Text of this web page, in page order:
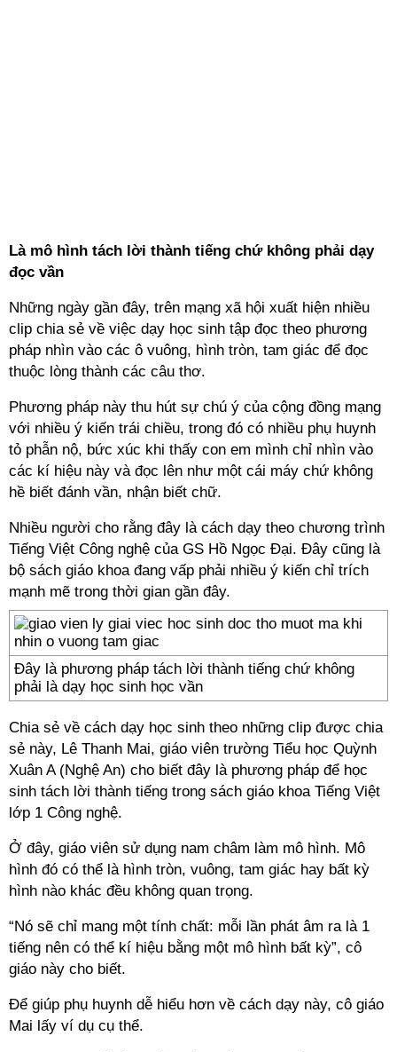
Là mô hình tách lời thành tiếng chứ không phải dạy
đọc vần
Những ngày gần đây, trên mạng xã hội xuất hiện nhiều
clip chia sẻ về việc dạy học sinh tập đọc theo phương
pháp nhìn vào các ô vuông, hình tròn, tam giác để đọc
thuộc lòng thành các câu thơ.
Phương pháp này thu hút sự chú ý của cộng đồng mạng
với nhiều ý kiến trái chiều, trong đó có nhiều phụ huynh
tỏ phẫn nộ, bức xúc khi thấy con em mình chỉ nhìn vào
các kí hiệu này và đọc lên như một cái máy chứ không
hề biết đánh vần, nhận biết chữ.
Nhiều người cho rằng đây là cách dạy theo chương trình
Tiếng Việt Công nghệ của GS Hồ Ngọc Đại. Đây cũng là
bộ sách giáo khoa đang vấp phải nhiều ý kiến chỉ trích
mạnh mẽ trong thời gian gần đây.
Đây là phương pháp tách lời thành tiếng chứ không
phải là dạy học sinh học vần
Chia sẻ về cách dạy học sinh theo những clip được chia
sẻ này, Lê Thanh Mai, giáo viên trường Tiểu học Quỳnh
Xuân A (Nghệ An) cho biết đây là phương pháp để học
sinh tách lời thành tiếng trong sách giáo khoa Tiếng Việt
lớp 1 Công nghệ.
Ở đây, giáo viên sử dụng nam châm làm mô hình. Mô
hình đó có thể là hình tròn, vuông, tam giác hay bất kỳ
hình nào khác đều không quan trọng.
“Nó sẽ chỉ mang một tính chất: mỗi lần phát âm ra là 1
tiếng nên có thể kí hiệu bằng một mô hình bất kỳ”, cô
giáo này cho biết.
Để giúp phụ huynh dễ hiểu hơn về cách dạy này, cô giáo
Mai lấy ví dụ cụ thể.